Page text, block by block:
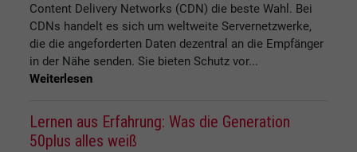
Content Delivery Networks (CDN) die beste Wahl. Bei
CDNs handelt es sich um weltweite Servernetzwerke,
die die angeforderten Daten dezentral an die Empfänger
in der Nähe senden. Sie bieten Schutz vor...
Weiterlesen
Lernen aus Erfahrung: Was die Generation
50plus alles weiß